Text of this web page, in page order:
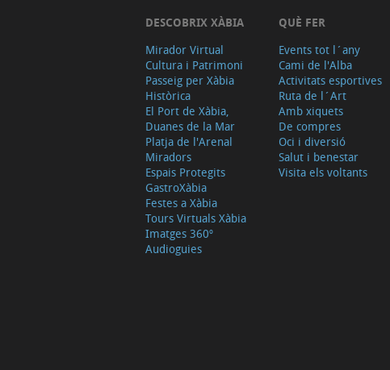
DESCOBRIX XÀBIA
Mirador Virtual
Cultura i Patrimoni
Passeig per Xàbia
Històrica
El Port de Xàbia,
Duanes de la Mar
Platja de l'Arenal
Miradors
Espais Protegits
GastroXàbia
Festes a Xàbia
Tours Virtuals Xàbia
Imatges 360º
Audioguies
QUÈ FER
Events tot l´any
Cami de l'Alba
Activitats esportives
Ruta de l´Art
Amb xiquets
De compres
Oci i diversió
Salut i benestar
Visita els voltants